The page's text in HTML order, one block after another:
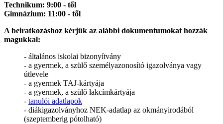
Technikum: 9:00 - től
Gimnázium: 11:00 - től
A beiratkozáshoz kérjük az alábbi dokumentumokat hozzák
magukkal:
- általános iskolai bizonyítvány
- a gyermek, a szülő személyazonosító igazolványa vagy
útlevele
- a gyermek TAJ-kártyája
- a gyermek, a szülő lakcímkártyája
- tanulói adatlapok
- diákigazolványhoz NEK-adatlap az okmányirodából
(szeptemberig pótolható)